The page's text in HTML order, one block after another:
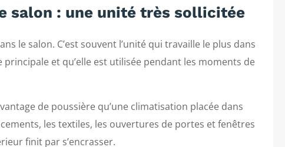
salon : une unité très sollicitée
le salon. C’est souvent l’unité qui travaille le plus dans
principale et qu’elle est utilisée pendant les moments de
de poussière qu’une climatisation placée dans
les textiles, les ouvertures de portes et fenêtres
finit par s’encrasser.